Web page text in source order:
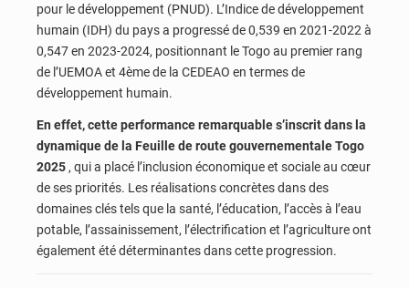
pour le développement (PNUD). L’Indice de développement
humain (IDH) du pays a progressé de 0,539 en 2021-2022 à
0,547 en 2023-2024, positionnant le Togo au premier rang
de l’UEMOA et 4ème de la CEDEAO en termes de
développement humain.
En effet, cette performance remarquable s’inscrit dans la
dynamique de la Feuille de route gouvernementale Togo
2025 , qui a placé l’inclusion économique et sociale au cœur
de ses priorités. Les réalisations concrètes dans des
domaines clés tels que la santé, l’éducation, l’accès à l’eau
potable, l’assainissement, l’électrification et l’agriculture ont
également été déterminantes dans cette progression.